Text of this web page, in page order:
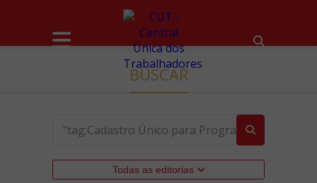
BUSCAR
Todas as editorias